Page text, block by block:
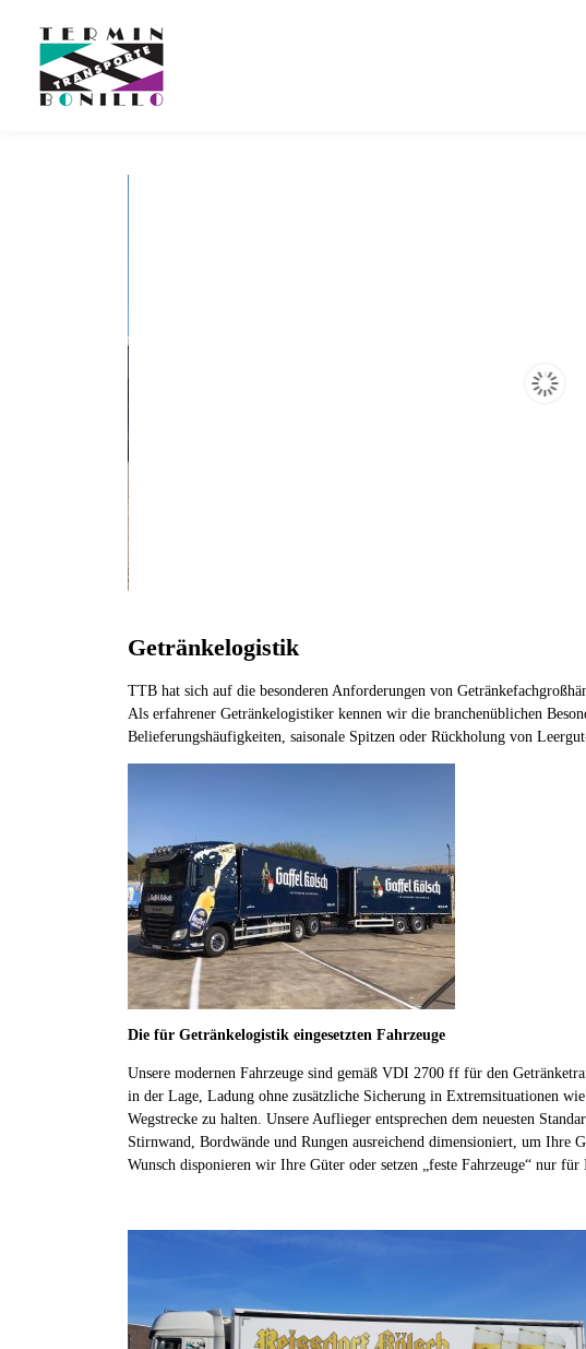
Getränkelogistik
TTB hat sich auf die besonderen Anforderungen von
Als erfahrener Getränkelogistiker kennen wir die branchenüblichen
Belieferungshäufigkeiten, saisonale Spitzen oder Rückholung von
Die für Getränkelogistik eingesetzten Fahrzeuge
Unsere modernen Fahrzeuge sind gemäß VDI 2700 ff für den
in der Lage, Ladung ohne zusätzliche Sicherung in Extremsituationen
Wegstrecke zu halten. Unsere Auflieger entsprechen dem neuesten
Stirnwand, Bordwände und Rungen ausreichend dimensioniert, um Ihre
Wunsch disponieren wir Ihre Güter oder setzen „feste Fahrzeuge“ nur